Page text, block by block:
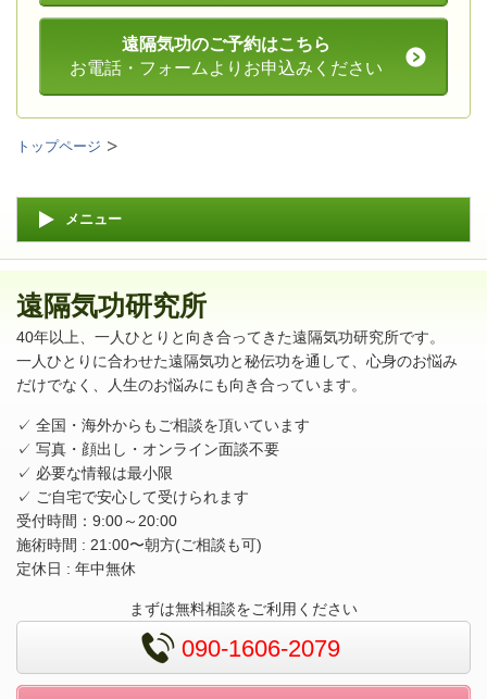
遠隔気功のご予約はこちら
お電話・フォームよりお申込みください
トップページ
メニュー
遠隔気功研究所
40年以上、一人ひとりと向き合ってきた遠隔気功研究所です。
一人ひとりに合わせた遠隔気功と秘伝功を通して、心身のお悩み
だけでなく、人生のお悩みにも向き合っています。
✓ 全国・海外からもご相談を頂いています
✓ 写真・顔出し・オンライン面談不要
✓ 必要な情報は最小限
✓ ご自宅で安心して受けられます
受付時間：9:00～20:00
施術時間 : 21:00〜朝方(ご相談も可)
定休日 : 年中無休
まずは無料相談をご利用ください
090-1606-2079